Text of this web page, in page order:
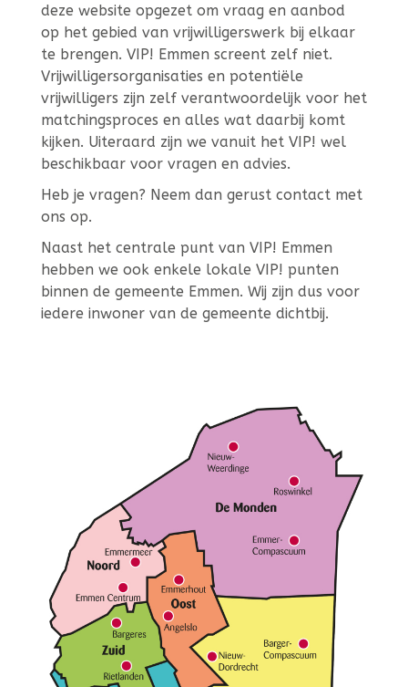
deze website opgezet om vraag en aanbod
op het gebied van vrijwilligerswerk bij elkaar
te brengen. VIP! Emmen screent zelf niet.
Vrijwilligersorganisaties en potentiële
vrijwilligers zijn zelf verantwoordelijk voor het
matchingsproces en alles wat daarbij komt
kijken. Uiteraard zijn we vanuit het VIP! wel
beschikbaar voor vragen en advies.
Heb je vragen? Neem dan gerust contact met
ons op.
Naast het centrale punt van VIP! Emmen
hebben we ook enkele lokale VIP! punten
binnen de gemeente Emmen. Wij zijn dus voor
iedere inwoner van de gemeente dichtbij.